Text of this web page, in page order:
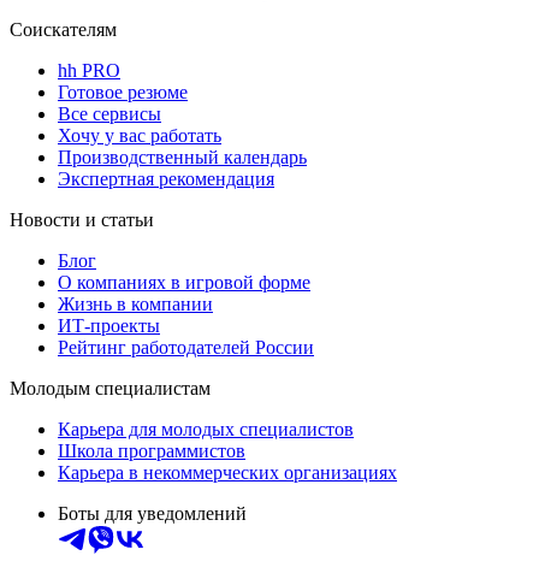
Соискателям
hh PRO
Готовое резюме
Все сервисы
Хочу у вас работать
Производственный календарь
Экспертная рекомендация
Новости и статьи
Блог
О компаниях в игровой форме
Жизнь в компании
ИТ-проекты
Рейтинг работодателей России
Молодым специалистам
Карьера для молодых специалистов
Школа программистов
Карьера в некоммерческих организациях
Боты для уведомлений